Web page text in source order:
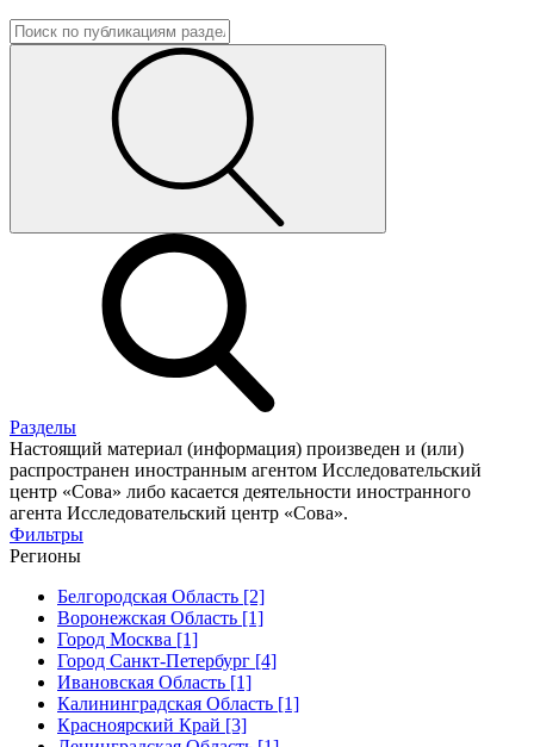
Разделы
Настоящий материал (информация) произведен и (или)
распространен иностранным агентом Исследовательский
центр «Сова» либо касается деятельности иностранного
агента Исследовательский центр «Сова».
Фильтры
Регионы
Белгородская Область [2]
Воронежская Область [1]
Город Москва [1]
Город Санкт-Петербург [4]
Ивановская Область [1]
Калининградская Область [1]
Красноярский Край [3]